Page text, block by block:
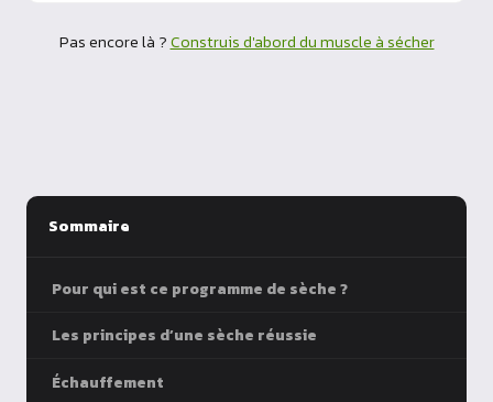
Pas encore là ?Construis d'abord du muscle à sécher
Sommaire
Pour qui est ce programme de sèche ?
Les principes d’une sèche réussie
Échauffement